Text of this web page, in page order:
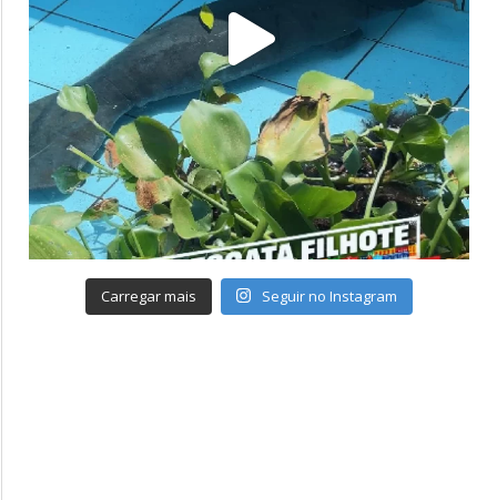
Carregar mais Seguir no Instagram